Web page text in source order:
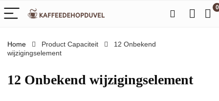
0
Home Product Capaciteit
‎12 Onbekend
wijzigingselement
‎12 Onbekend wijzigingselement